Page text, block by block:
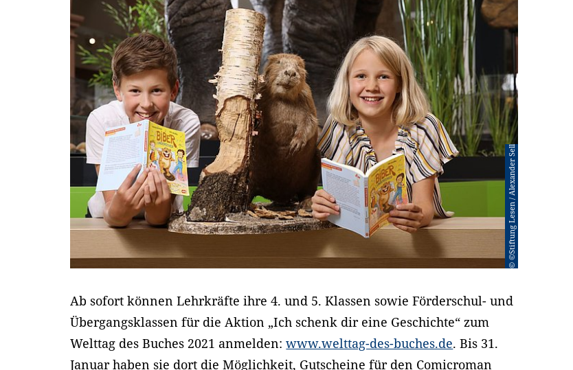
© ©Stiftung Lesen / Alexander Sell
Ab sofort können Lehrkräfte ihre 4. und 5. Klassen sowie Förderschul- und
Übergangsklassen für die Aktion „Ich schenk dir eine Geschichte“ zum
Welttag des Buches 2021 anmelden:www.welttag-des-buches.de. Bis 31.
Januar haben sie dort die Möglichkeit, Gutscheine für den Comicroman